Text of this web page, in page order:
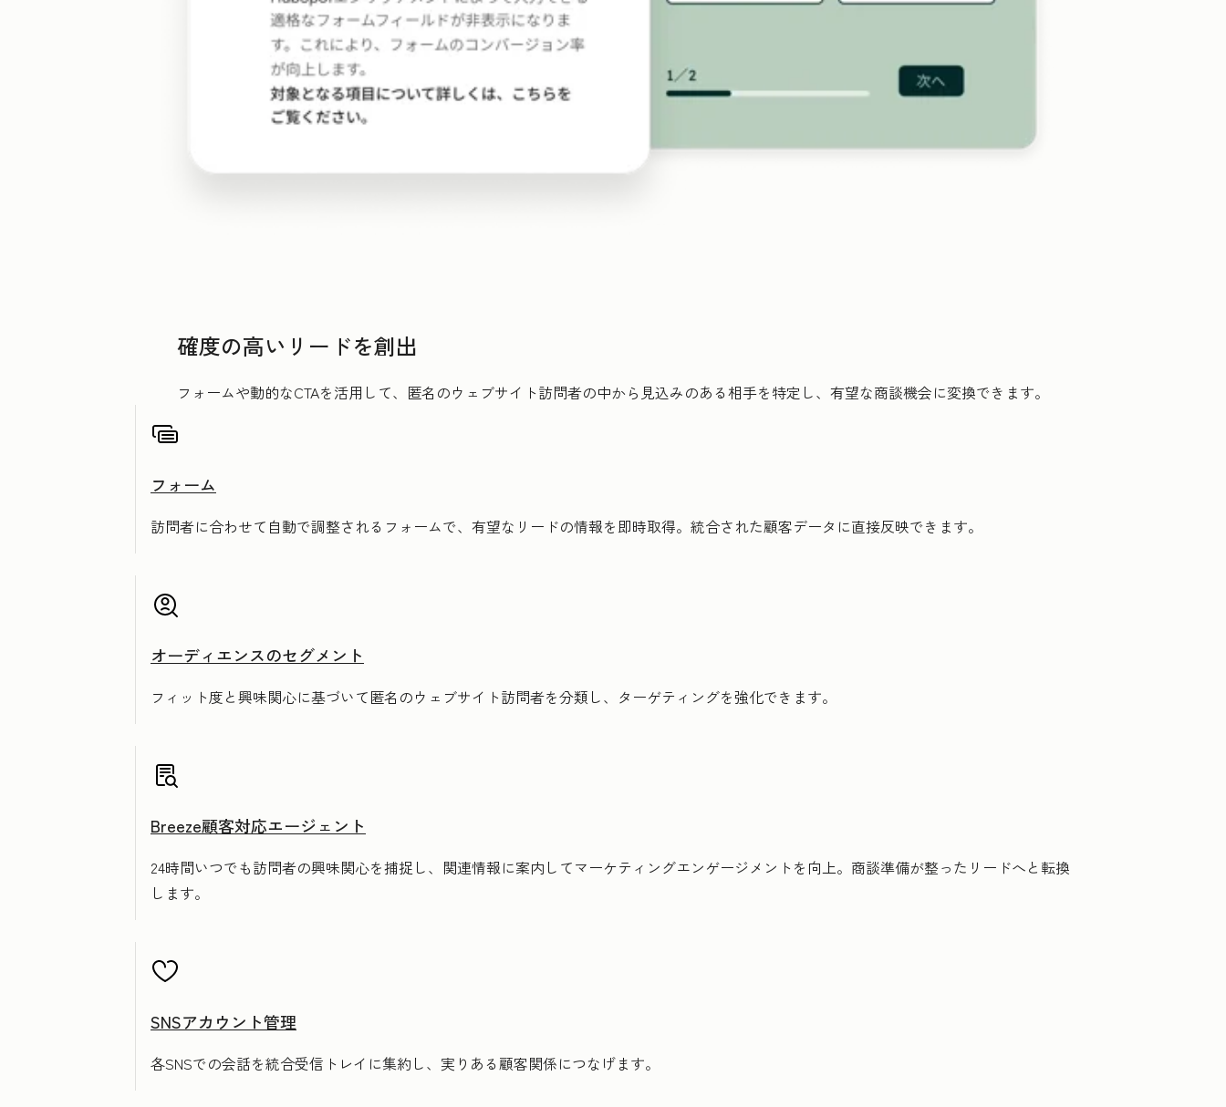
確度の高いリードを創出
フォームや動的なCTAを活用して、匿名のウェブサイト訪問者の中から見込みのある相手を特定し、有望な商談機会に変換できます。
フォーム
訪問者に合わせて自動で調整されるフォームで、有望なリードの情報を即時取得。統合された顧客データに直接反映できます。
オーディエンスのセグメント
フィット度と興味関心に基づいて匿名のウェブサイト訪問者を分類し、ターゲティングを強化できます。
Breeze顧客対応エージェント
24時間いつでも訪問者の興味関心を捕捉し、関連情報に案内してマーケティングエンゲージメントを向上。商談準備が整ったリードへと転換
します。
SNSアカウント管理
各SNSでの会話を統合受信トレイに集約し、実りある顧客関係につなげます。